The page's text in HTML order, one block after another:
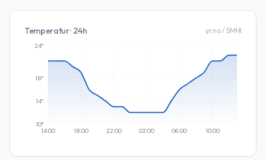
Temperatur · 24h yr.no / SMHI
14:00 18:00 22:00 02:00 06:00 10:00
10°
14°
18°
24°